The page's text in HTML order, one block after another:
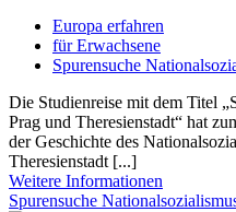
Europa erfahren
für Erwachsene
Spurensuche
Die Studienreise mit dem Titel
Prag und Theresienstadt“ hat
der Geschichte des
Theresienstadt [...]
Weitere Informationen
Spurensuche